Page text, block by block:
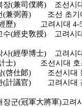
장(兼司僕將) 조선시
(兼弼善) 조선 초기에
歷) 고려시대 4-5
수(經史敎授) 고려시
사(經學博士) 고려시
士) 조선시대 호조
(啓仕郞) 조선시대 동
(計議官) 고려시대
군(冠軍大將軍)고려